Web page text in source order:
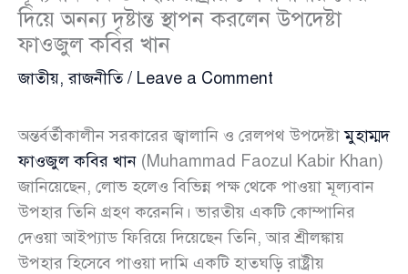
দিয়ে অনন্য দৃষ্টান্ত স্থাপন করলেন উপদেষ্টা
ফাওজুল কবির খান
জাতীয়,রাজনীতি/ Leave a Comment
অন্তর্বর্তীকালীন সরকারের জ্বালানি ও রেলপথ উপদেষ্টামুহাম্মদ
ফাওজুল কবির খান (Muhammad Faozul Kabir Khan)
জানিয়েছেন, লোভ হলেও বিভিন্ন পক্ষ থেকে পাওয়া মূল্যবান
উপহার তিনি গ্রহণ করেননি। ভারতীয় একটি কোম্পানির
দেওয়া আইপ্যাড ফিরিয়ে দিয়েছেন তিনি, আর শ্রীলঙ্কায়
উপহার হিসেবে পাওয়া দামি একটি হাতঘড়ি রাষ্ট্রীয়